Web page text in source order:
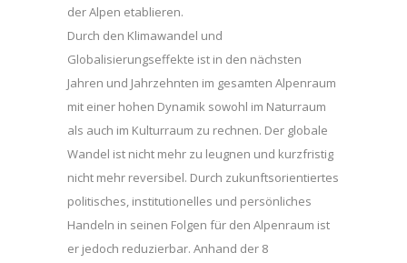
der Alpen etablieren.
Durch den Klimawandel und
Globalisierungseffekte ist in den nächsten
Jahren und Jahrzehnten im gesamten Alpenraum
mit einer hohen Dynamik sowohl im Naturraum
als auch im Kulturraum zu rechnen. Der globale
Wandel ist nicht mehr zu leugnen und kurzfristig
nicht mehr reversibel. Durch zukunftsorientiertes
politisches, institutionelles und persönliches
Handeln in seinen Folgen für den Alpenraum ist
er jedoch reduzierbar. Anhand der 8